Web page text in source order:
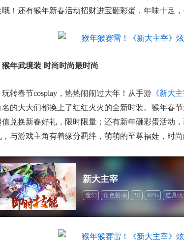
哦！还有猴年新春活动招财进宝砸彩蛋，年味十足，
猴年武境装 时尚时尚最时尚
玩转春节cosplay，热热闹闹过大年！从手游 《新大主
名的大大们都换上了红红火火的全新时装。猴年春
值兑换新春好礼，限时限量；还有新年砸彩蛋活动
，与游戏主角有着缘分羁绊，萌萌的至尊福娃，时尚
新大主宰
魔幻 角色扮演 2D RPG 道具收